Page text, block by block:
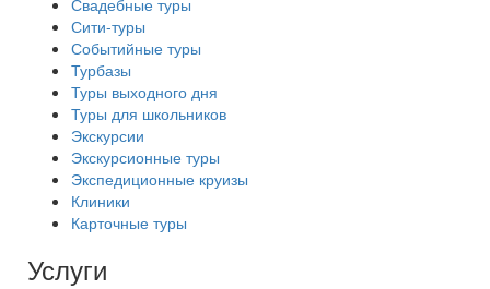
Свадебные туры
Сити-туры
Событийные туры
Турбазы
Туры выходного дня
Туры для школьников
Экскурсии
Экскурсионные туры
Экспедиционные круизы
Клиники
Карточные туры
Услуги